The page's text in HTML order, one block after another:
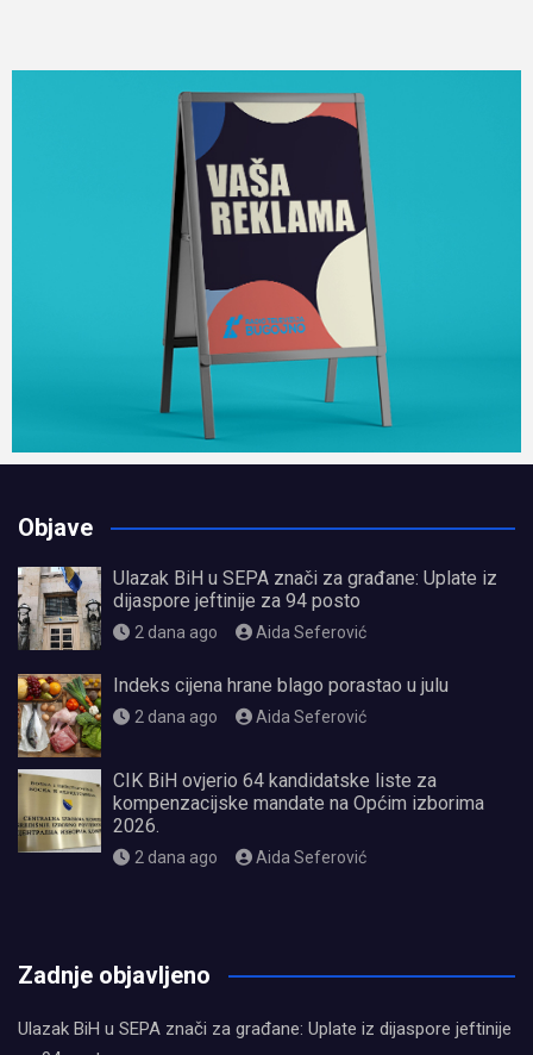
Objave
Ulazak BiH u SEPA znači za građane: Uplate iz
dijaspore jeftinije za 94 posto
2 dana ago Aida Seferović
Indeks cijena hrane blago porastao u julu
2 dana ago Aida Seferović
CIK BiH ovjerio 64 kandidatske liste za
kompenzacijske mandate na Općim izborima
2026.
2 dana ago Aida Seferović
Zadnje objavljeno
Ulazak BiH u SEPA znači za građane: Uplate iz dijaspore jeftinije